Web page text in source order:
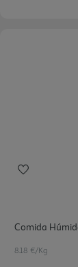
Comida
8.18 €/Kg